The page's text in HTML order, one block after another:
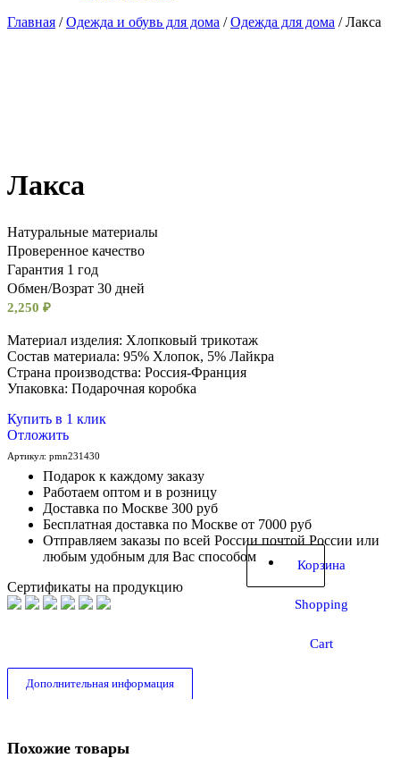
Корзина
Shopping
Cart
Главная /Одежда и обувь для дома /Одежда для дома / Лакса
Лакса
Натуральные материалы
Проверенное качество
Гарантия 1 год
Обмен/Возрат 30 дней
2,250 ₽
Материал изделия: Хлопковый трикотаж
Состав материала: 95% Хлопок, 5% Лайкра
Cтрана производства: Россия-Франция
Упаковка: Подарочная коробка
Купить в 1 клик
Отложить
Артикул: pmn231430
Подарок к каждому заказу
Работаем оптом и в розницу
Доставка по Москве 300 руб
Бесплатная доставка по Москве от 7000 руб
Отправляем заказы по всей России почтой России или
любым удобным для Вас способом
Сертификаты на продукцию
Дополнительная информация
Похожие товары